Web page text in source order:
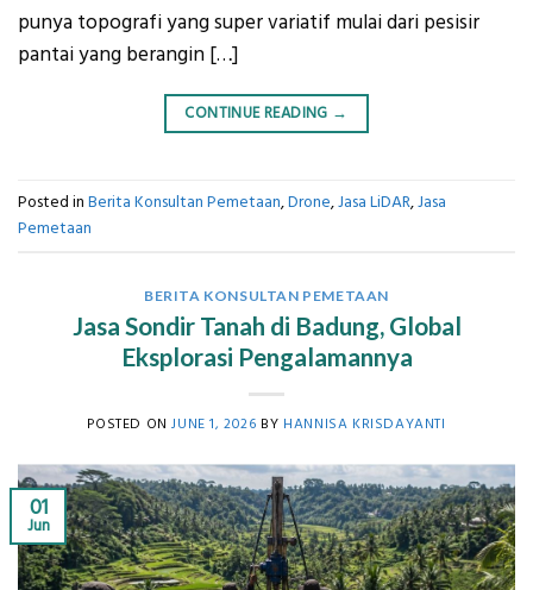
punya topografi yang super variatif mulai dari pesisir
pantai yang berangin […]
CONTINUE READING →
Posted in Berita Konsultan Pemetaan,Drone,Jasa LiDAR,Jasa
Pemetaan
BERITA KONSULTAN PEMETAAN
Jasa Sondir Tanah di Badung, Global
Eksplorasi Pengalamannya
POSTED ONJUNE 1, 2026 BY HANNISA KRISDAYANTI
01
Jun